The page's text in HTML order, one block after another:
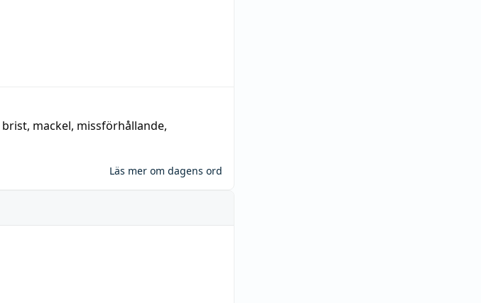
brist, mackel, missförhållande,
Läs mer om dagens ord